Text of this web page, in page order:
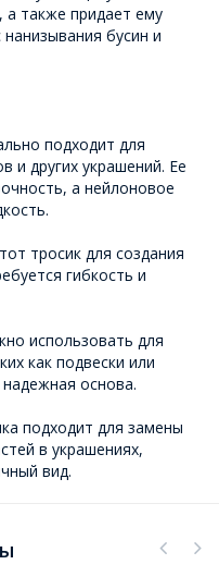
а также придает ему
бусин и
подходит для
и других украшений. Ее
а нейлоновое
тросик для создания
гибкость и
использовать для
как подвески или
основа.
подходит для замены
в украшениях,
вид.